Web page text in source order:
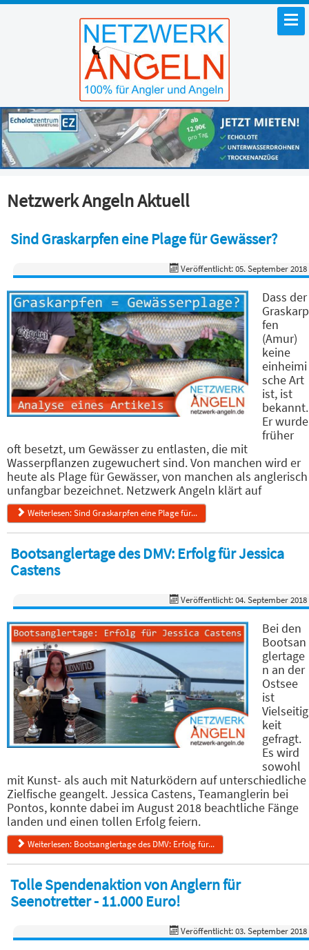
Netzwerk Angeln Aktuell
Sind Graskarpfen eine Plage für Gewässer?
Veröffentlicht: 05. September 2018
Dass der
Graskarp
fen
(Amur)
keine
einheimi
sche Art
ist, ist
bekannt.
Er wurde
früher
oft besetzt, um Gewässer zu entlasten, die mit
Wasserpflanzen zugewuchert sind. Von manchen wird er
heute als Plage für Gewässer, von manchen als anglerisch
unfangbar bezeichnet. Netzwerk Angeln klärt auf
Weiterlesen: Sind Graskarpfen eine Plage für...
Bootsanglertage des DMV: Erfolg für Jessica
Castens
Veröffentlicht: 04. September 2018
Bei den
Bootsan
glertage
n an der
Ostsee
ist
Vielseitig
keit
gefragt.
Es wird
sowohl
mit Kunst- als auch mit Naturködern auf unterschiedliche
Zielfische geangelt. Jessica Castens, Teamanglerin bei
Pontos, konnte dabei im August 2018 beachtliche Fänge
landen und einen tollen Erfolg feiern.
Weiterlesen: Bootsanglertage des DMV: Erfolg für...
Tolle Spendenaktion von Anglern für
Seenotretter - 11.000 Euro!
Veröffentlicht: 03. September 2018